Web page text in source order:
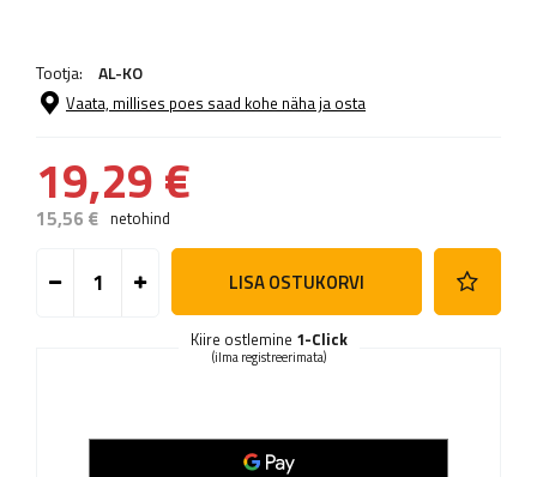
Tootja: AL-KO
Vaata, millises poes saad kohe näha ja osta
19,29 €
15,56 € netohind
LISA OSTUKORVI
Kiire ostlemine 1-Click
(ilma registreerimata)